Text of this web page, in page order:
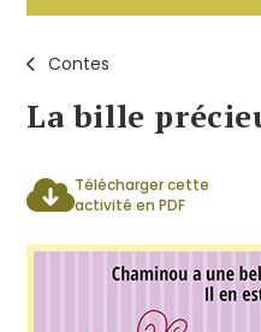
Contes
La bille
Télécharger cette
activité en PDF